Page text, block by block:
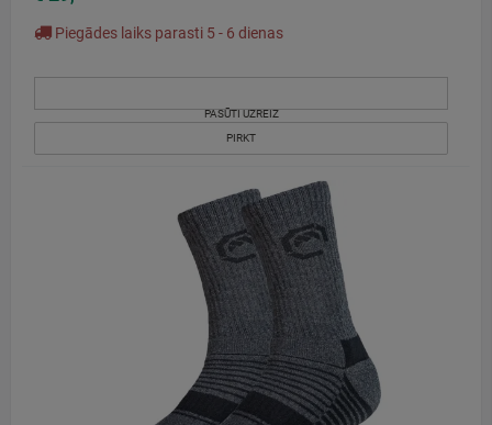
Piegādes laiks parasti 5 - 6 dienas
PASŪTI UZREIZ
PIRKT